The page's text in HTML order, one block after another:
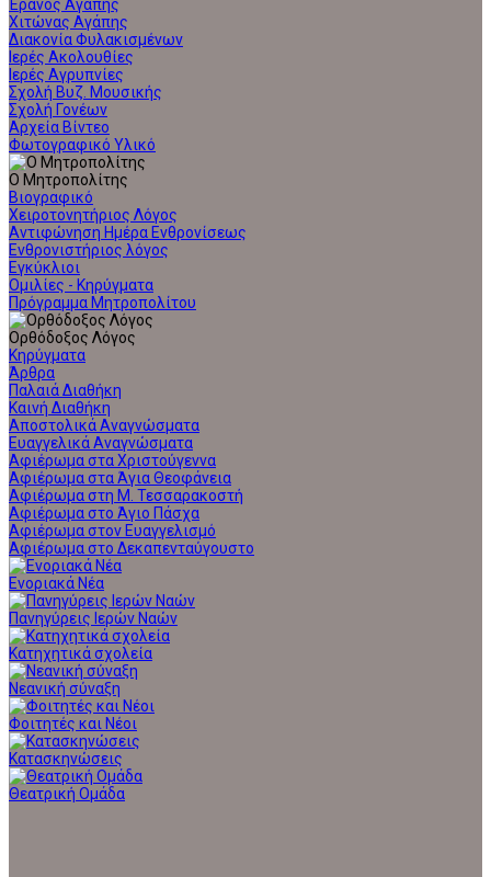
Έρανος Αγάπης
Χιτώνας Αγάπης
Διακονία Φυλακισμένων
Ιερές Ακολουθίες
Ιερές Αγρυπνίες
Σχολή Βυζ. Μουσικής
Σχολή Γονέων
Αρχεία Βίντεο
Φωτογραφικό Υλικό
Ο Μητροπολίτης
Βιογραφικό
Χειροτονητήριος Λόγος
Αντιφώνηση Ημέρα Ενθρονίσεως
Ενθρονιστήριος λόγος
Εγκύκλιοι
Ομιλίες - Κηρύγματα
Πρόγραμμα Μητροπολίτου
Ορθόδοξος Λόγος
Κηρύγματα
Άρθρα
Παλαιά Διαθήκη
Καινή Διαθήκη
Αποστολικά Αναγνώσματα
Ευαγγελικά Αναγνώσματα
Αφιέρωμα στα Χριστούγεννα
Αφιέρωμα στα Άγια Θεοφάνεια
Αφιέρωμα στη Μ. Τεσσαρακοστή
Αφιέρωμα στο Άγιο Πάσχα
Αφιέρωμα στον Ευαγγελισμό
Αφιέρωμα στο Δεκαπενταύγουστο
Ενοριακά Νέα
Πανηγύρεις Ιερών Ναών
Κατηχητικά σχολεία
Νεανική σύναξη
Φοιτητές και Νέοι
Κατασκηνώσεις
Θεατρική Ομάδα